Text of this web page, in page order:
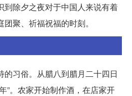
到除夕之夜对于中国人来说有着
聚、祈福祝福的时刻。
的习俗。从腊八到腊月二十四日
”。农家开始制作酒，在店家开